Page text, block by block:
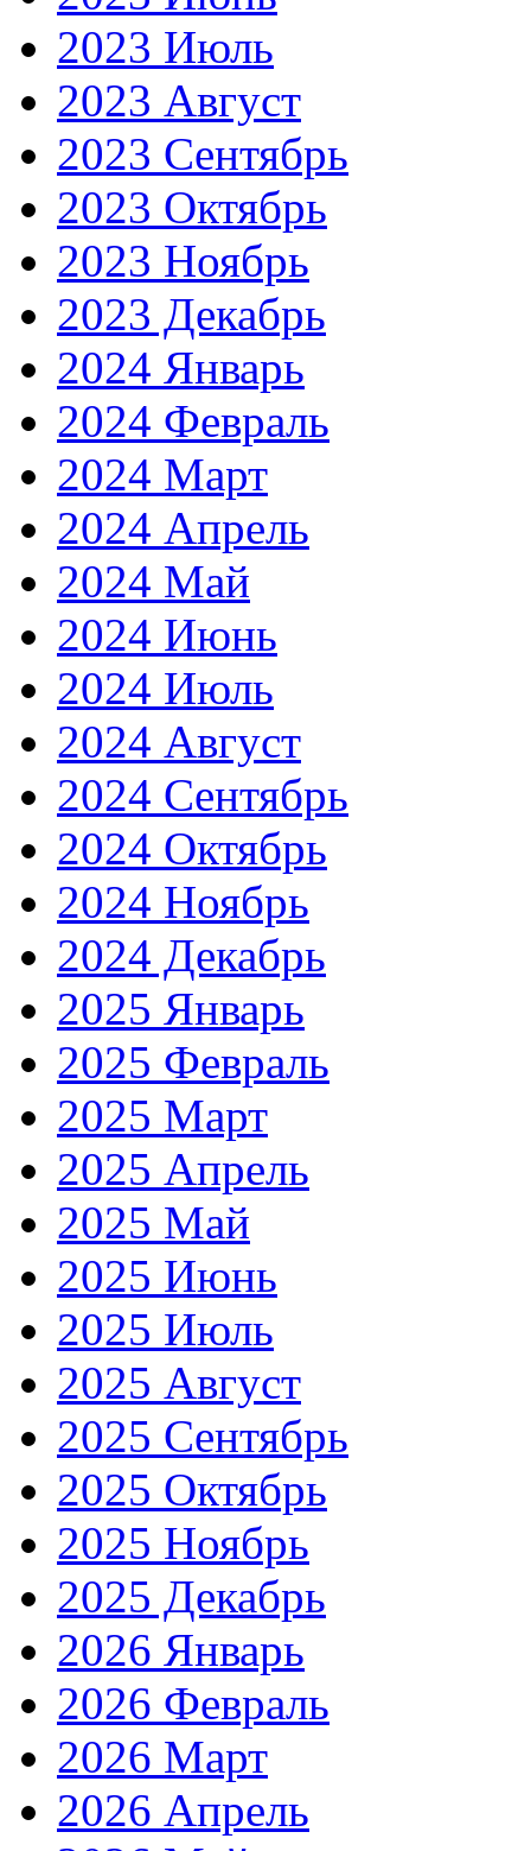
2023 Июль
2023 Август
2023 Сентябрь
2023 Октябрь
2023 Ноябрь
2023 Декабрь
2024 Январь
2024 Февраль
2024 Март
2024 Апрель
2024 Май
2024 Июнь
2024 Июль
2024 Август
2024 Сентябрь
2024 Октябрь
2024 Ноябрь
2024 Декабрь
2025 Январь
2025 Февраль
2025 Март
2025 Апрель
2025 Май
2025 Июнь
2025 Июль
2025 Август
2025 Сентябрь
2025 Октябрь
2025 Ноябрь
2025 Декабрь
2026 Январь
2026 Февраль
2026 Март
2026 Апрель